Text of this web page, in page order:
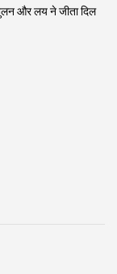
और लय ने जीता दिल